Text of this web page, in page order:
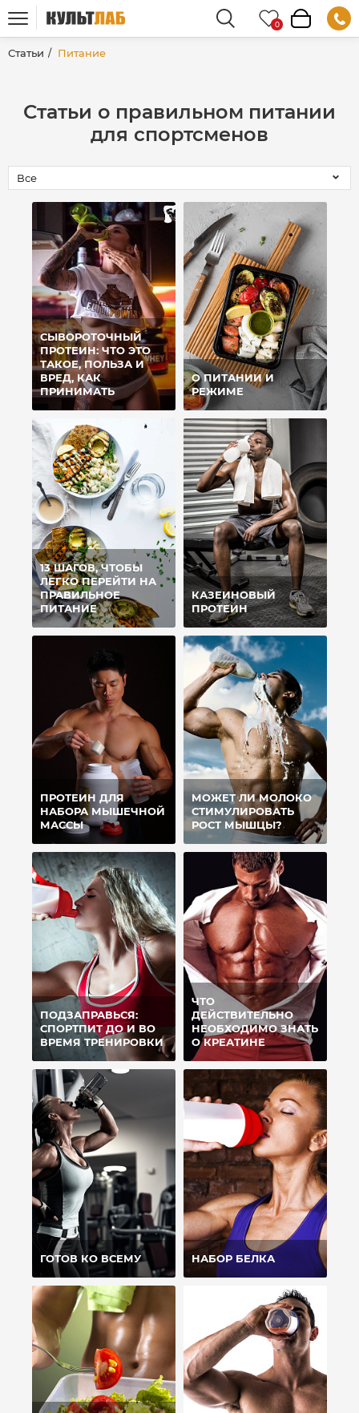
Статьи Питание
Статьи о правильном питании
для спортсменов
СЫВОРОТОЧНЫЙ
ПРОТЕИН: ЧТО ЭТО
ТАКОЕ, ПОЛЬЗА И
ВРЕД, КАК
ПРИНИМАТЬ
О ПИТАНИИ И
РЕЖИМЕ
13 ШАГОВ, ЧТОБЫ
ЛЕГКО ПЕРЕЙТИ НА
ПРАВИЛЬНОЕ
ПИТАНИЕ
КАЗЕИНОВЫЙ
ПРОТЕИН
ПРОТЕИН ДЛЯ
НАБОРА МЫШЕЧНОЙ
МАССЫ
МОЖЕТ ЛИ МОЛОКО
СТИМУЛИРОВАТЬ
РОСТ МЫШЦЫ?
ПОДЗАПРАВЬСЯ:
СПОРТПИТ ДО И ВО
ВРЕМЯ ТРЕНИРОВКИ
ЧТО
ДЕЙСТВИТЕЛЬНО
НЕОБХОДИМО ЗНАТЬ
О КРЕАТИНЕ
ГОТОВ КО ВСЕМУ НАБОР БЕЛКА